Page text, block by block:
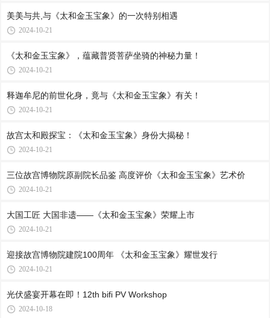
美美与共,与《太和金玉宝象》的一次特别相遇
2024-10-21
《太和金玉宝象》，蕴藏普贤菩萨坐骑的神秘力量！
2024-10-21
释迦牟尼的前世化身，竟与《太和金玉宝象》有关！
2024-10-21
故宫太和殿探宝：《太和金玉宝象》身份大揭秘！
2024-10-21
三位故宫博物院原副院长品鉴 高度评价《太和金玉宝象》艺术价
2024-10-21
大国工匠 大国非遗——《太和金玉宝象》荣耀上市
2024-10-21
迎接故宫博物院建院100周年 《太和金玉宝象》耀世发行
2024-10-21
光伏盛宴开幕在即！12th bifi PV Workshop
2024-10-18